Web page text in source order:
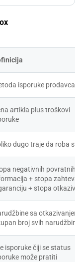
isporuke prodavca
artikla plus troškovi
dugo traje da roba
negativnih povratnih
+ stopa zahteva
+ stopa
sa
broj svih narudžbina
isporuke čiji se status
može pratiti